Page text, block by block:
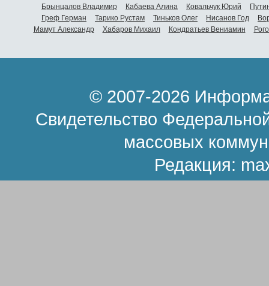
Брынцалов Владимир
Кабаева Алина Ковальчук Юрий
Греф Герман
Тарико Рустам Тиньков Олег Нисанов Год
Мамут Александр
Хабаров Михаил Кондратьев Вениамин
© 2007-2026
Свидетельство
массовых
Редакция: